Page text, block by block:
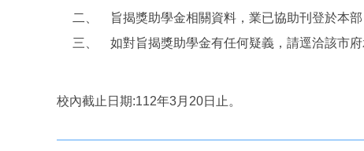
二、 旨揭獎助學金相關資料，業已協助刊登於本部
三、 如對旨揭獎助學金有任何疑義，請逕洽該市府
校內截止日期:112年3月20日止。